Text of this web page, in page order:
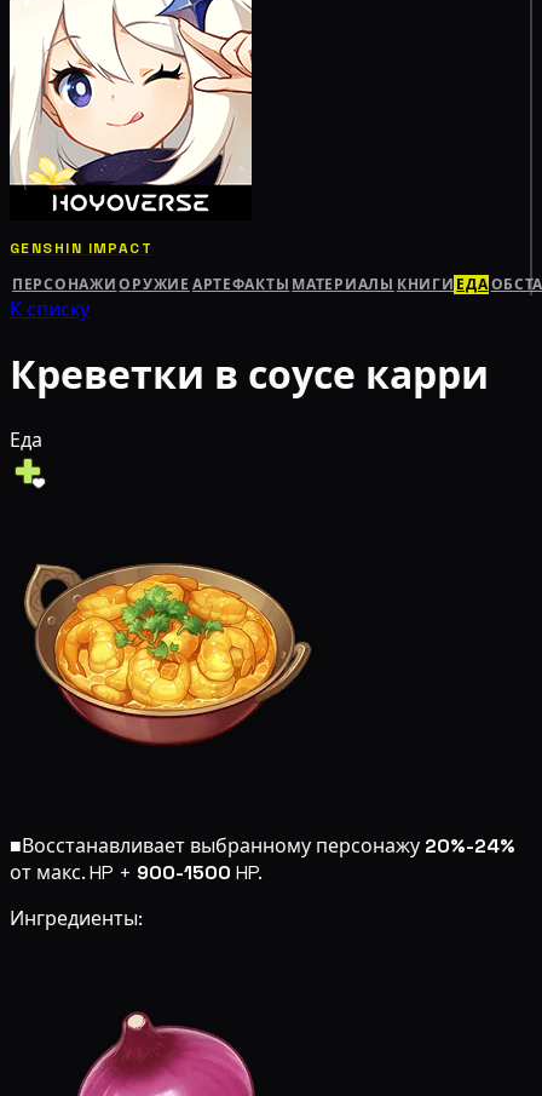
GENSHIN IMPACT
ПЕРСОНАЖИ ОРУЖИЕ АРТЕФАКТЫ МАТЕРИАЛЫ КНИГИ ЕДА
К списку
Креветки в соусе карри
Еда
■Восстанавливает выбранному персонажу 20%-24%
от макс. HP + 900-1500 HP.
Ингредиенты: